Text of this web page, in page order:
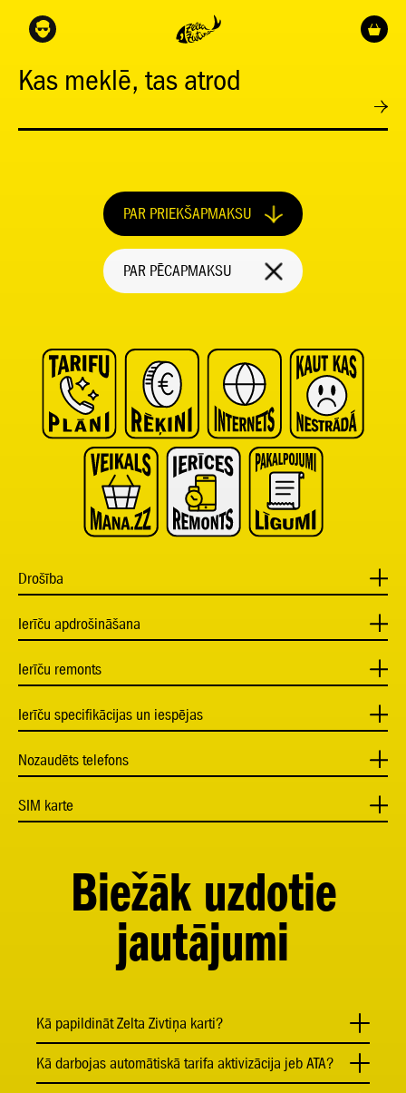
Kas meklē, tas atrod
PAR PRIEKŠAPMAKSU
PAR PĒCAPMAKSU
Drošība
Ierīču apdrošināšana
Ierīču remonts
Ierīču specifikācijas un iespējas
Nozaudēts telefons
SIM karte
Biežāk uzdotie
jautājumi
Kā papildināt Zelta Zivtiņa karti?
Kā darbojas automātiskā tarifa aktivizācija jeb ATA?